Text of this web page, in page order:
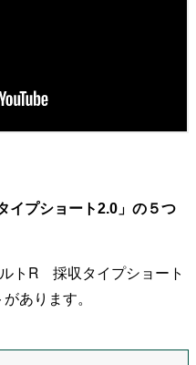
イプショート2.0」の５つ
トR 採収タイプショート
あります。